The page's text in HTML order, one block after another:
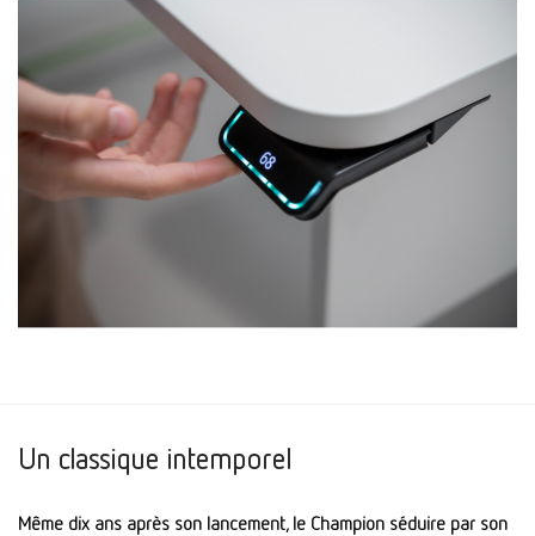
Un classique intemporel
Même dix ans après son lancement, le Champion séduire par son